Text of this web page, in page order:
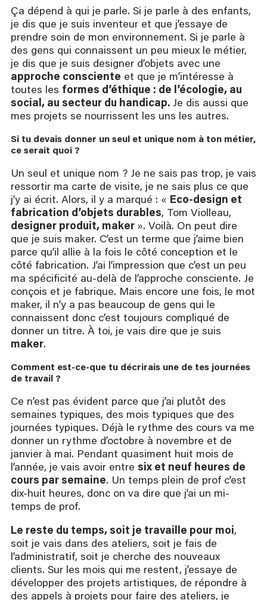
Ça dépend à qui je parle. Si je parle à des enfants,
je dis que je suis inventeur et que j’essaye de
prendre soin de mon environnement. Si je parle à
des gens qui connaissent un peu mieux le métier,
je dis que je suis designer d’objets avec une
approche consciente et que je m’intéresse à
toutes les formes d’éthique : de l’écologie, au
social, au secteur du handicap. Je dis aussi que
mes projets se nourrissent les uns les autres.
Si tu devais donner un seul et unique nom à ton métier,
ce serait quoi ?
Un seul et unique nom ? Je ne sais pas trop, je vais
ressortir ma carte de visite, je ne sais plus ce que
j’y ai écrit. Alors, il y a marqué : « Eco-design et
fabrication d’objets durables, Tom Violleau,
designer produit, maker ». Voilà. On peut dire
que je suis maker. C’est un terme que j’aime bien
parce qu’il allie à la fois le côté conception et le
côté fabrication. J’ai l’impression que c’est un peu
ma spécificité au-delà de l’approche consciente. Je
conçois et je fabrique. Mais encore une fois, le mot
maker, il n’y a pas beaucoup de gens qui le
connaissent donc c’est toujours compliqué de
donner un titre. À toi, je vais dire que je suis
maker.
Comment est-ce-que tu décrirais une de tes journées
de travail ?
Ce n’est pas évident parce que j’ai plutôt des
semaines typiques, des mois typiques que des
journées typiques. Déjà le rythme des cours va me
donner un rythme d’octobre à novembre et de
janvier à mai. Pendant quasiment huit mois de
l’année, je vais avoir entre six et neuf heures de
cours par semaine. Un temps plein de prof c’est
dix-huit heures, donc on va dire que j’ai un mi-
temps de prof.
Le reste du temps, soit je travaille pour moi,
soit je vais dans des ateliers, soit je fais de
l’administratif, soit je cherche des nouveaux
clients. Sur les mois qui me restent, j’essaye de
développer des projets artistiques, de répondre à
des appels à projets pour faire des ateliers, je